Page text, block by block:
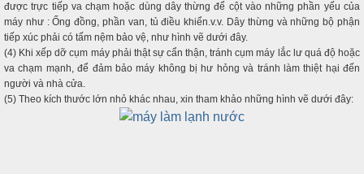
được trực tiếp va chạm hoặc dùng dây thừng để cột vào những phần yếu của
máy như : Ống đồng, phần van, tủ điều khiển.v.v. Dây thừng và những bộ phận
tiếp xúc phải có tấm nệm bảo vệ, như hình vẽ dưới đây.
(4) Khi xếp dỡ cụm máy phải thật sự cẩn thận, tránh cụm máy lắc lư quá độ hoặc
va chạm mạnh, để đảm bảo máy không bị hư hỏng và tránh làm thiệt hại đến
người và nhà cửa.
(5) Theo kích thước lớn nhỏ khác nhau, xin tham khảo những hình vẽ dưới đây: